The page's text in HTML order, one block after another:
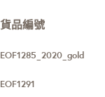
貨品編號
EOF1285_2020_gold
EOF1291